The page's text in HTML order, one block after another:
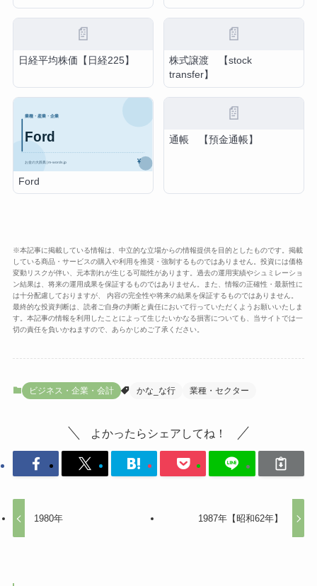
📄
日経平均株価【日経225】
📄
株式譲渡 【stock
transfer】
Ford
📄
通帳 【預金通帳】
※本記事に掲載している情報は、中立的な立場からの情報提供を目的としたものです。掲載
している商品・サービスの購入や利用を推奨・強制するものではありません。投資には価格
変動リスクが伴い、元本割れが生じる可能性があります。過去の運用実績やシュミレーショ
ン結果は、将来の運用成果を保証するものではありません。また、情報の正確性・最新性に
は十分配慮しておりますが、 内容の完全性や将来の結果を保証するものではありません。
最終的な投資判断は、読者ご自身の判断と責任において行っていただくようお願いいたしま
す。本記事の情報を利用したことによって生じたいかなる損害についても、当サイトでは一
切の責任を負いかねますので、あらかじめご了承ください。
ビジネス・企業・会計 かな_な行 業種・セクター
よかったらシェアしてね！
1980年 1987年【昭和62年】